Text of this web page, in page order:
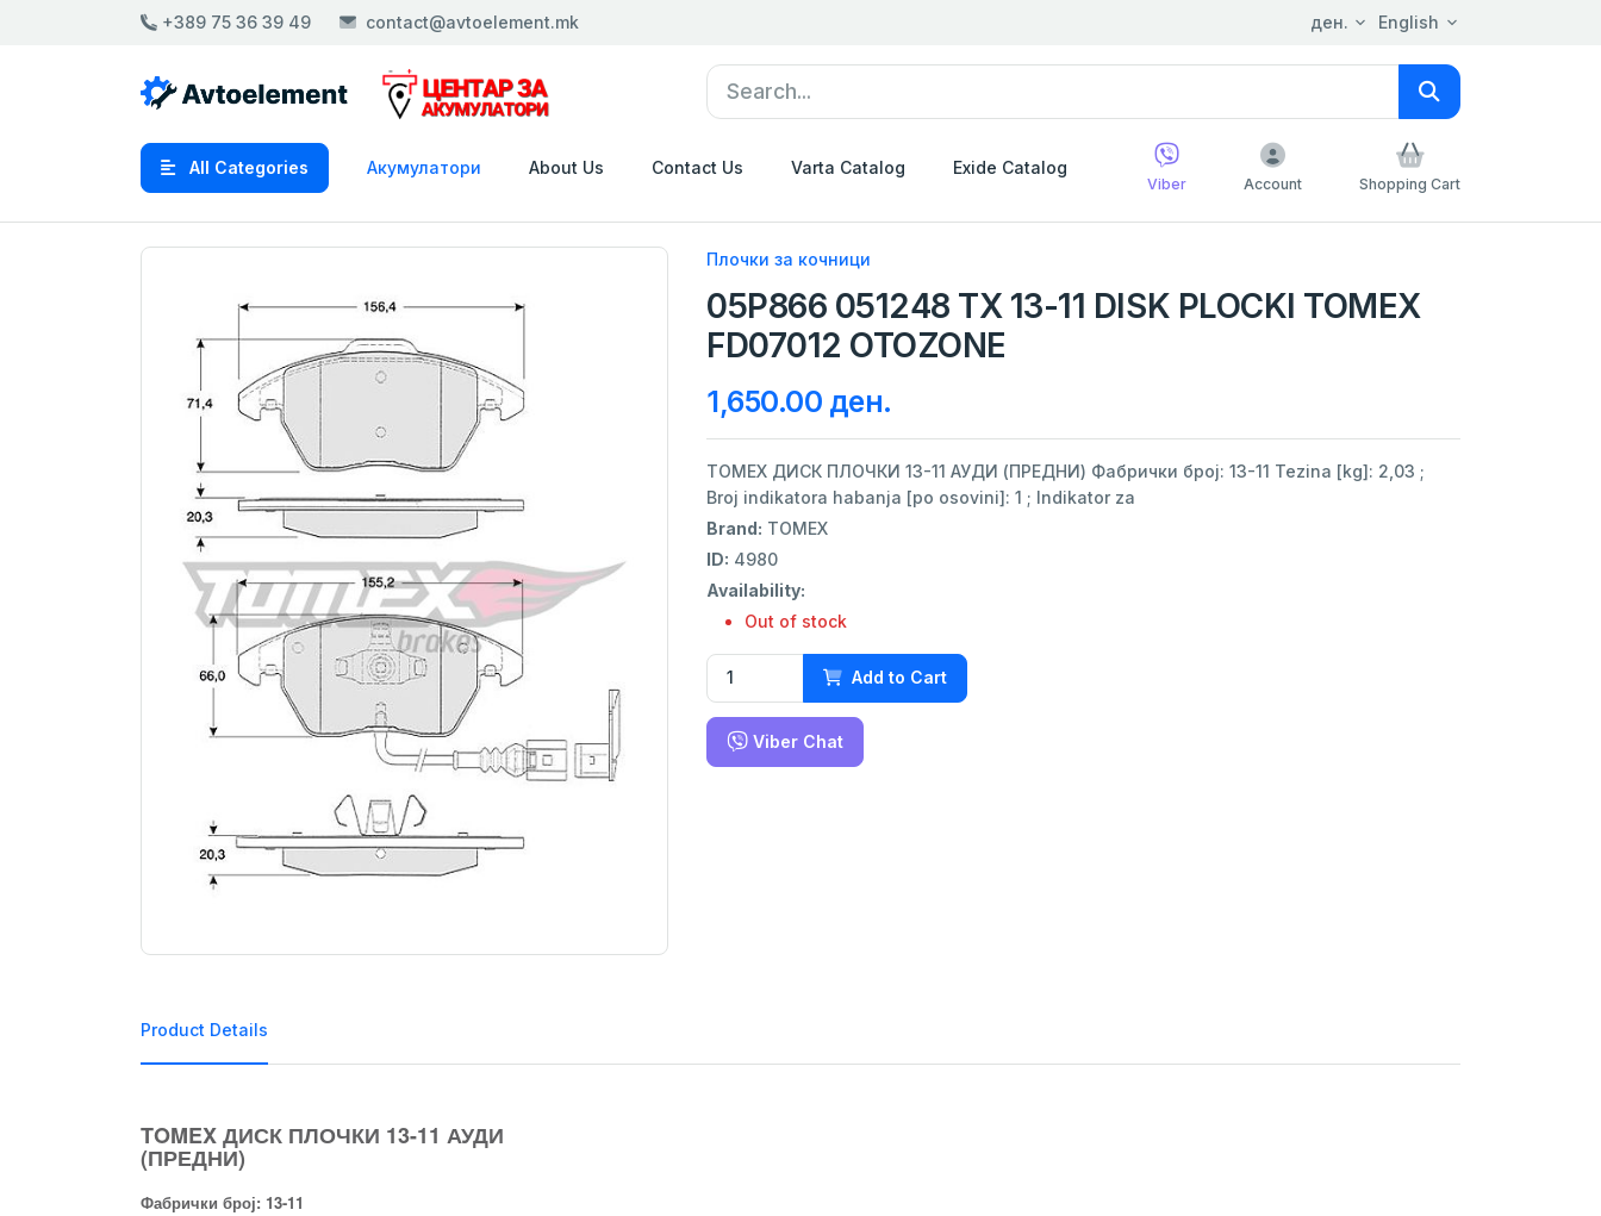
+389 75 36 39 49 contact@avtoelement.mk ден. English
All Categories Акумулатори About Us Contact Us Varta Catalog Exide Catalog
Viber Account Shopping Cart
Плочки за кочници
05P866 051248 TX 13-11 DISK PLOCKI TOMEX
FD07012 OTOZONE
1,650.00 ден.
TOMEX ДИСК ПЛОЧКИ 13-11 АУДИ (ПРЕДНИ) Фабрички број: 13-11 Tezina [kg]: 2,03 ;
Broj indikatora habanja [po osovini]: 1 ; Indikator za
Brand: TOMEX
ID: 4980
Availability:
Out of stock
Add to Cart
Viber Chat
Product Details
TOMEX ДИСК ПЛОЧКИ 13-11 АУДИ
(ПРЕДНИ)
Фабрички број: 13-11